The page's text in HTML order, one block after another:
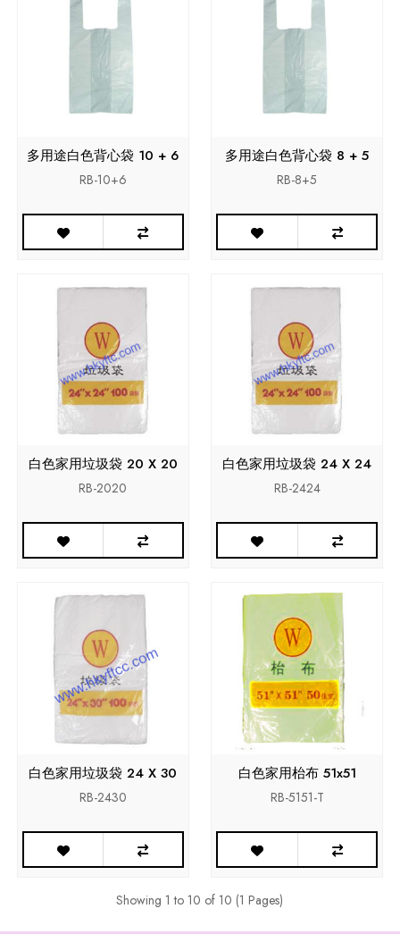
多用途白色背心袋 10 + 6
RB-10+6
多用途白色背心袋 8 + 5
RB-8+5
白色家用垃圾袋 20 X 20
RB-2020
白色家用垃圾袋 24 X 24
RB-2424
白色家用垃圾袋 24 X 30
RB-2430
白色家用枱布 51x51
RB-5151-T
Showing 1 to 10 of 10 (1 Pages)